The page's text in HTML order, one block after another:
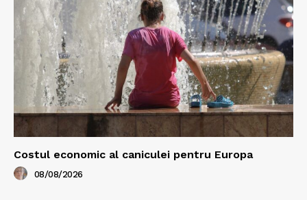
Costul economic al caniculei pentru Europa
08/08/2026